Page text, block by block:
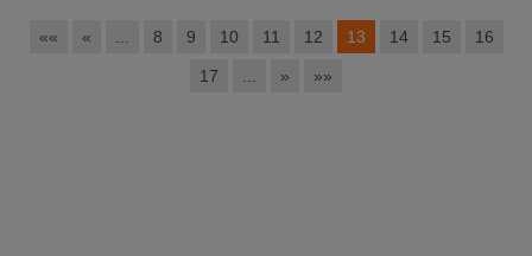
«« « 8 9 10 11 12 13 14 15 16
17 » »»